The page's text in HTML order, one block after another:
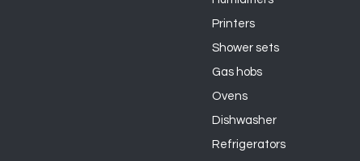
Printers
Shower sets
Gas hobs
Ovens
Dishwasher
Refrigerators